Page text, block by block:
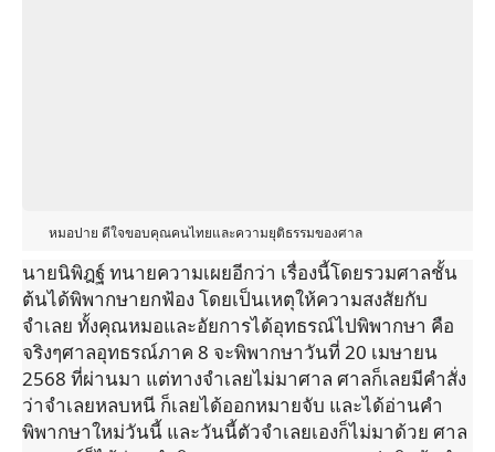
หมอปาย ดีใจขอบคุณคนไทยและความยุติธรรมของศาล
นายนิพิฎฐ์ ทนายความเผยอีกว่า เรื่องนี้โดยรวมศาลชั้น
ต้นได้พิพากษายกฟ้อง โดยเป็นเหตุให้ความสงสัยกับ
จำเลย ทั้งคุณหมอและอัยการได้อุทธรณ์ไปพิพากษา คือ
จริงๆศาลอุทธรณ์ภาค 8 จะพิพากษาวันที่ 20 เมษายน
2568 ที่ผ่านมา แต่ทางจำเลยไม่มาศาล ศาลก็เลยมีคำสั่ง
ว่าจำเลยหลบหนี ก็เลยได้ออกหมายจับ และได้อ่านคำ
พิพากษาใหม่วันนี้ และวันนี้ตัวจำเลยเองก็ไม่มาด้วย ศาล